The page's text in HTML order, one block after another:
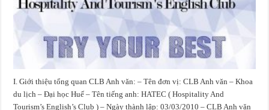
I. Giới thiệu tổng quan CLB Anh văn: – Tên đơn vị: CLB Anh văn – Khoa
du lịch – Đại học Huế – Tên tiếng anh: HATEC ( Hospitality And
Tourism’s English’s Club ) – Ngày thành lập: 03/03/2010 – CLB Anh văn